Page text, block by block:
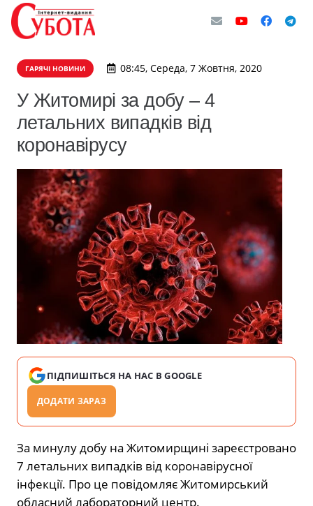
ГАРЯЧІ НОВИНИ 08:45, Середа, 7 Жовтня, 2020
У Житомирі за добу – 4
летальних випадків від
коронавірусу
ПІДПИШІТЬСЯ НА НАС В GOOGLE
ДОДАТИ ЗАРАЗ
За минулу добу на Житомирщині зареєстровано
7 летальних випадків від коронавірусної
інфекції. Про це повідомляє Житомирський
обласний лабораторний центр.